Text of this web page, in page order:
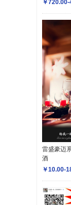
￥
雷盛豪迈
酒
￥10.00-